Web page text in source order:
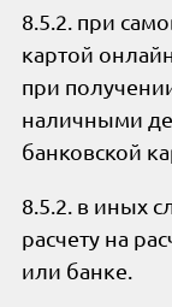
8.5.2. при
картой
при
наличными
банковской
8.5.2. в иных
расчету на
или банке.